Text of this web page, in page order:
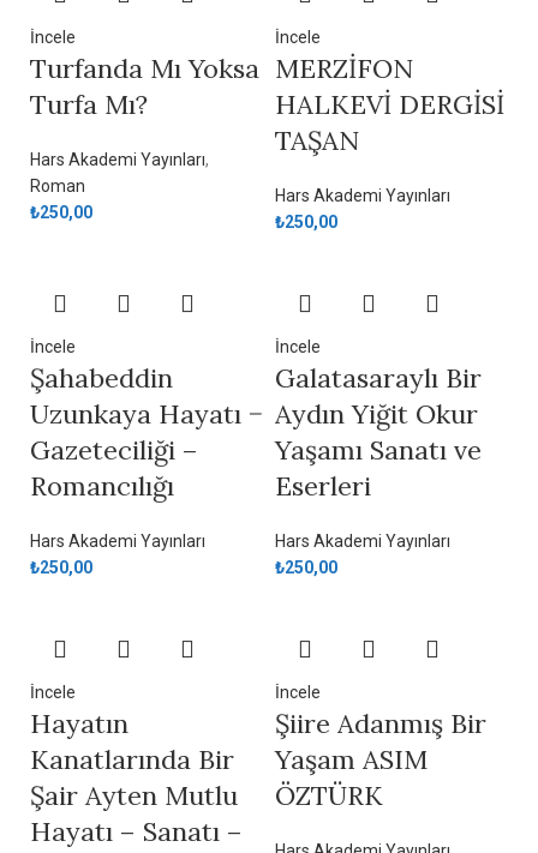
İncele
Turfanda Mı Yoksa
Turfa Mı?
Hars Akademi Yayınları,
Roman
₺250,00
İncele
MERZİFON
HALKEVİ DERGİSİ
TAŞAN
Hars Akademi Yayınları
₺250,00
İncele
Şahabeddin
Uzunkaya Hayatı −
Gazeteciliği –
Romancılığı
Hars Akademi Yayınları
₺250,00
İncele
Galatasaraylı Bir
Aydın Yiğit Okur
Yaşamı Sanatı ve
Eserleri
Hars Akademi Yayınları
₺250,00
İncele
Hayatın
Kanatlarında Bir
Şair Ayten Mutlu
Hayatı – Sanatı –
İncele
Şiire Adanmış Bir
Yaşam ASIM
ÖZTÜRK